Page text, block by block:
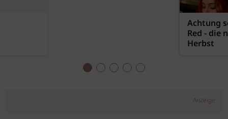
Achtung
Red - die
Herbst
Anzeige